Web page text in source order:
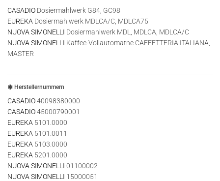
CASADIO Dosiermahlwerk G84, GC98
EUREKA Dosiermahlwerk MDLCA/C, MDLCA75
NUOVA SIMONELLI Dosiermahlwerk MDL, MDLCA, MDLCA/C
NUOVA SIMONELLI Kaffee-Vollautomatne CAFFETTERIA ITALIANA,
MASTER
Herstellernummern
CASADIO40098380000
CASADIO45000790001
EUREKA 5101.0000
EUREKA 5101.0011
EUREKA 5103.0000
EUREKA 5201.0000
NUOVA SIMONELLI 01100002
NUOVA SIMONELLI 15000051